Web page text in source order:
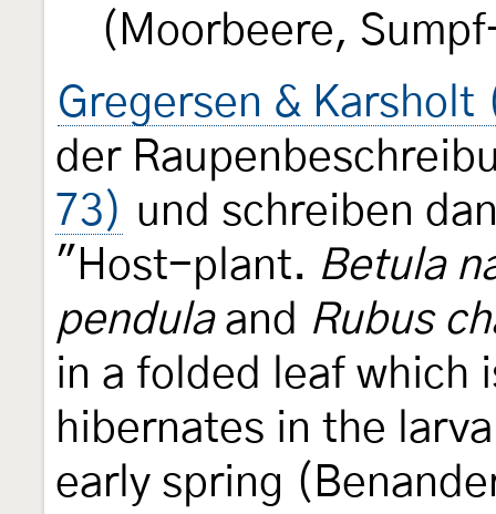
(Moorbeere,
Gregersen &
der
73) und schreiben
"Host-plant. Betula
pendulaand Rubus
in a folded leaf which
hibernates in the
early spring